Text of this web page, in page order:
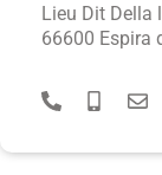
Lieu Dit Della
66600 Espira